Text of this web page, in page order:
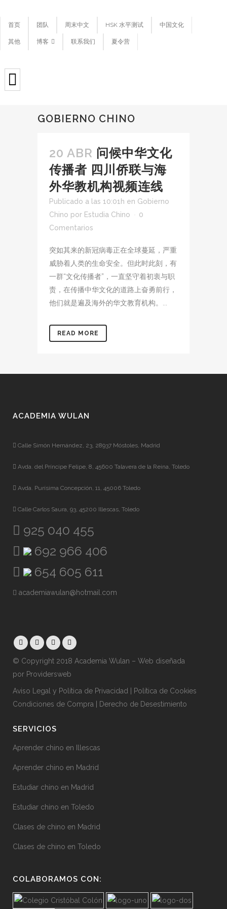
首页 团队 周末中文 HSK 水平测试 中国文化
其他 博客 联系我们 夏令营
GOBIERNO CHINO
20 ABR 问候中华文化
传播者 四川侨联与海
外华教机构视频连线
Publicado a las 10:01h en Gobierno
Chino por Estudia Chino
0
Comentarios
突如其来的新冠病毒正在全球蔓延，严重
威胁着人类的生命安全。但此时此刻，有
一群“文化传播者”，一直坚守着初衷与职
责，在传播中华文化的道路上奋勇前行，
他们就是遍及海外的华文教育机构。...
READ MORE
ACADEMIA WULAN
Calle Simón Hernández, 23, 28937 Móstoles, Madrid
Avda. del Príncipe Felipe, 8, 45600 Talavera de la Reina, Toledo
Avda. Purísima Concepción, 11, 45006 Toledo
Calle Carlos Saura, 93, 45200 Illescas, Toledo
925 040 455
692 966 406
654 605 611
academiawulan@hotmail.com
© Copyright 2018 Academia Wulan – Web diseñada
por Providersweb
Aviso Legal y Política de Privacidad
Política de Cookies
Condiciones de Compra
Derecho de Desestimiento
SERVICIOS
Aprender chino en Illescas
Aprender chino en Madrid
Estudiar chino en Madrid
Estudiar chino en Toledo
Clases de chino en Madrid
Clases de chino en Toledo
COLABORAMOS CON: